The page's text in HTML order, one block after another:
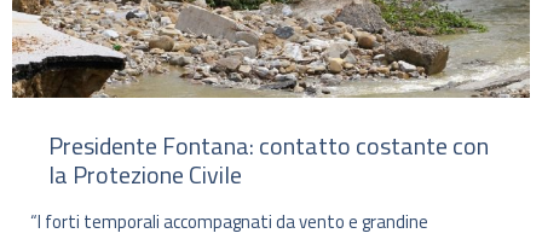
Presidente Fontana: contatto costante con
la Protezione Civile
“I forti temporali accompagnati da vento e grandine